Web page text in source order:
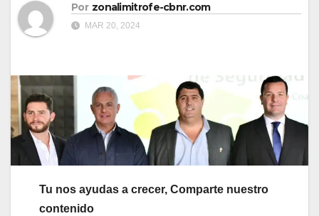
Por zonalimitrofe-cbnr.com
MAR 20, 2024
Tu nos ayudas a crecer, Comparte nuestro
contenido